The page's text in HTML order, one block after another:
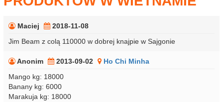
Maciej
2018-11-08
Jim Beam z colą 110000 w dobrej knajpie w Sajgonie
Anonim 2013-09-02
Ho Chi Minha
Mango kg: 18000
Banany kg: 6000
Marakuja kg: 18000